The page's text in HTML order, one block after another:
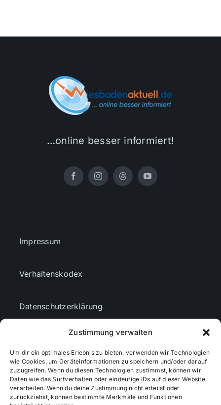
Zustimmung verwalten
Um dir ein optimales Erlebnis zu bieten, verwenden wir Technologien
wie Cookies, um Geräteinformationen zu speichern und/oder darauf
zuzugreifen. Wenn du diesen Technologien zustimmst, können wir
Daten wie das Surfverhalten oder eindeutige IDs auf dieser Website
verarbeiten. Wenn du deine Zustimmung nicht erteilst oder
zurückziehst, können bestimmte Merkmale und Funktionen
…online besser informiert!
Impressum
Verhaltenskodex
Datenschutzerklärung
Cookie-Richtlinie (EU)